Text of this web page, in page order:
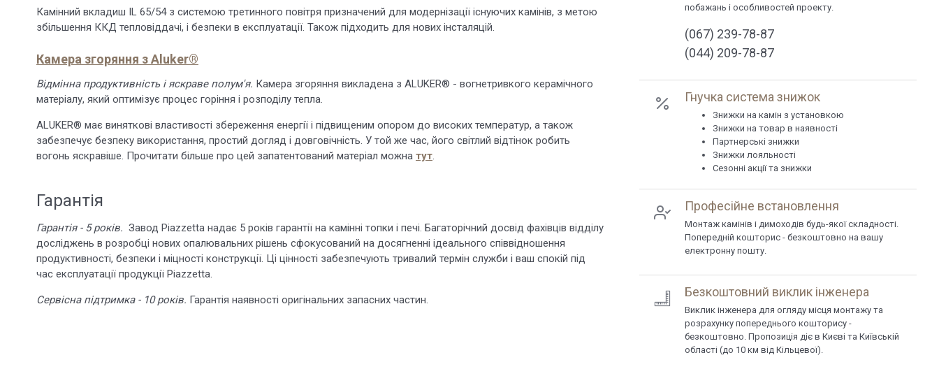
Камінний вкладиш IL 65/54 з системою третинного повітря призначений для модернізації існуючих камінів, з метою
збільшення ККД тепловіддачі, і безпеки в експлуатації. Також підходить для нових інсталяцій.
Камера згоряння з Aluker®
Відмінна продуктивність і яскраве полум'я. Камера згоряння викладена з ALUKER® - вогнетривкого керамічного
матеріалу, який оптимізує процес горіння і розподілу тепла.
ALUKER® має виняткові властивості збереження енергії і підвищеним опором до високих температур, а також
забезпечує безпеку використання, простий догляд і довговічність. У той же час, його світлий відтінок робить
вогонь яскравіше. Прочитати більше про цей запатентований матеріал можна тут.
Гарантія
Гарантія - 5 років. Завод Piazzetta надає 5 років гарантії на камінні топки і печі. Багаторічний досвід фахівців відділу
досліджень в розробці нових опалювальних рішень сфокусований на досягненні ідеального співвідношення
продуктивності, безпеки і міцності конструкції. Ці цінності забезпечують тривалий термін служби і ваш спокій під
час експлуатації продукції Piazzetta.
Сервісна підтримка - 10 років. Гарантія наявності оригінальних запасних частин.
побажань і особливостей проекту.
(067) 239-78-87
(044) 209-78-87
Гнучка система знижок
Знижки на камін з установкою
Знижки на товар в наявності
Партнерські знижки
Знижки лояльності
Сезонні акції та знижки
Професійне встановлення
Монтаж камінів і димоходів будь-якої складності.
Попередній кошторис - безкоштовно на вашу
електронну пошту.
Безкоштовний виклик інженера
Виклик інженера для огляду місця монтажу та
розрахунку попереднього кошторису -
безкоштовно. Пропозиція діє в Києві та Київській
області (до 10 км від Кільцевої).